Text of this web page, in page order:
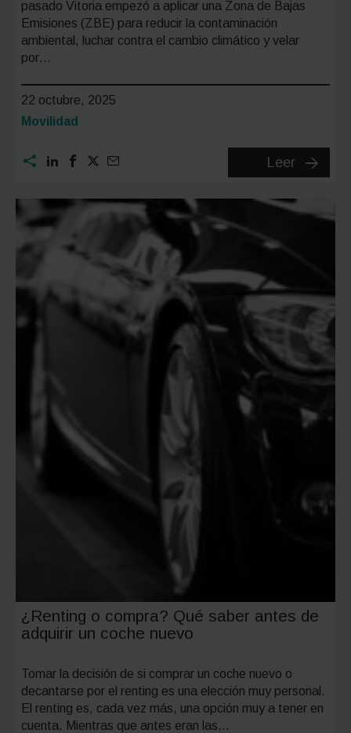
pasado Vitoria empezó a aplicar una Zona de Bajas
Emisiones (ZBE) para reducir la contaminación
ambiental, luchar contra el cambio climático y velar
por…
22 octubre, 2025
Categoría:
Movilidad
Leer
Zona
mapa
circular
¿Renting o compra? Qué saber antes de
adquirir un coche nuevo
Tomar la decisión de si comprar un coche nuevo o
decantarse por el renting es una elección muy personal.
El renting es, cada vez más, una opción muy a tener en
cuenta. Mientras que antes eran las…